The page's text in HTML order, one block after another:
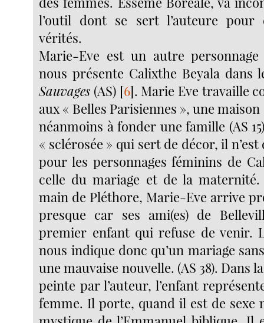
l’outil dont se sert l’auteure pour
vérités.
Marie-Eve est un autre
nous présente Calixthe Beyala
Sauvages (AS)[6]. Marie Eve travaille
aux « Belles Parisiennes », une
néanmoins à fonder une famille (AS
« sclérosée » qui sert de décor, il
pour les personnages féminins de
celle du mariage et de la
main de Pléthore, Marie-Eve arrive
presque car ses ami(es) de
premier enfant qui refuse de venir.
nous indique donc qu’un mariage
une mauvaise nouvelle. (AS 38). Dans
peinte par l’auteur, l’enfant
femme. Il porte, quand il est de sexe